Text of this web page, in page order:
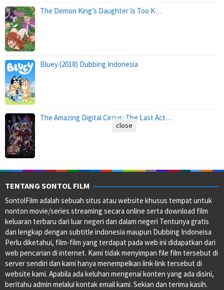
The Demon King’s Daughter Is Too K…
Bluey (2018) Dubbing Indonesia
The Amazing Digital Circus: The Last Act…
TENTANG SONTOL FILM
SontolFilm adalah sebuah situs atau website khusus tempat untuk
nonton movie/series streaming secara online serta download film
keluaran terbaru dari luar negeri dan dalam negeri Tentunya gratis
dan lengkap dengan subtitle indonesia maupun Dubbing Indoneisa
Perlu diketahui, film-film yang terdapat pada web ini didapatkan dari
web pencarian di internet. Kami tidak menyimpan file film tersebut di
server sendiri dan kami hanya menempelkan link-link tersebut di
website kami. Apabila ada keluhan mengenai konten yang ada disini,
beritahu admin melalui kontak email kami. Sekian dan terima kasih.
close